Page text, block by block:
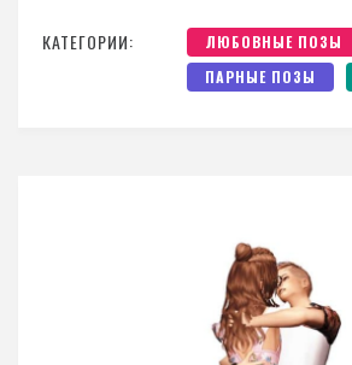
КАТЕГОРИИ:
ЛЮБОВНЫЕ ПОЗЫ
ПАРНЫЕ ПОЗЫ